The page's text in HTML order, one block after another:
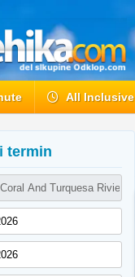
All Inclusive
termin